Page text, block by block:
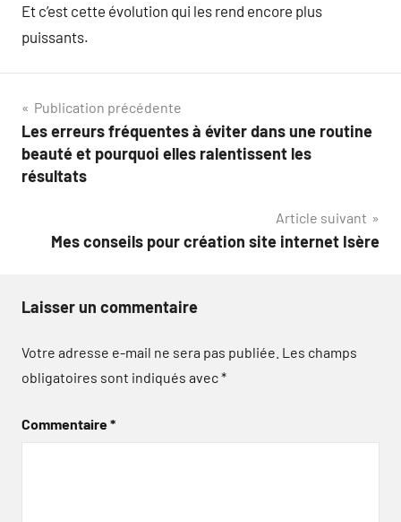
Et c’est cette évolution qui les rend encore plus
puissants.
Navigation
de
l’article
Publication précédente
Les erreurs fréquentes à éviter dans une routine
beauté et pourquoi elles ralentissent les
résultats
Article suivant
Mes conseils pour création site internet Isère
Laisser un commentaire
Votre adresse e-mail ne sera pas publiée. Les champs
obligatoires sont indiqués avec*
Commentaire*